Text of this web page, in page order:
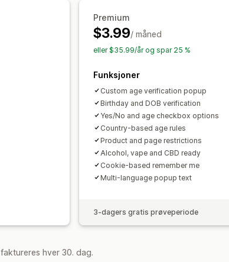
Premium
$3.99/ måned
eller $35.99/år og spar 25 %
Funksjoner
Custom age verification popup
Birthday and DOB verification
Yes/No and age checkbox options
Country-based age rules
Product and page restrictions
Alcohol, vape and CBD ready
Cookie-based remember me
Multi-language popup text
3-dagers gratis prøveperiode
hver 30. dag.